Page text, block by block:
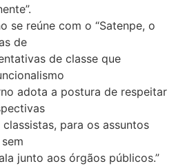
se reúne com o “Satenpe, o
de
de classe que
adota a postura de respeitar
para os assuntos
junto aos órgãos públicos.”